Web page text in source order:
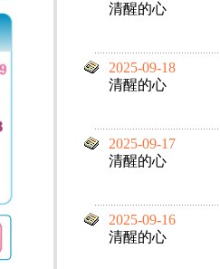
清醒的心
2025-09-18
清醒的心
2025-09-17
清醒的心
2025-09-16
清醒的心